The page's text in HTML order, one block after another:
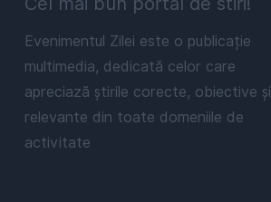
Evenimentul Zilei este o publicație
multimedia, dedicată celor care
apreciază știrile corecte, obiective și
relevante din toate domeniile de
activitate